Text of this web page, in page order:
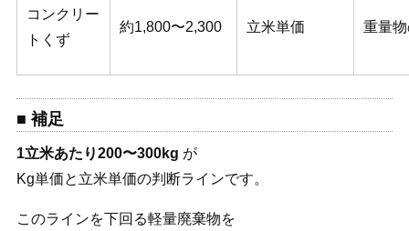
コンクリー
トくず
約1,800〜2,300 立米単価 重量
■ 補足
1立米あたり200〜300kg が
Kg単価と立米単価の判断ラインです。
このラインを下回る軽量廃棄物を